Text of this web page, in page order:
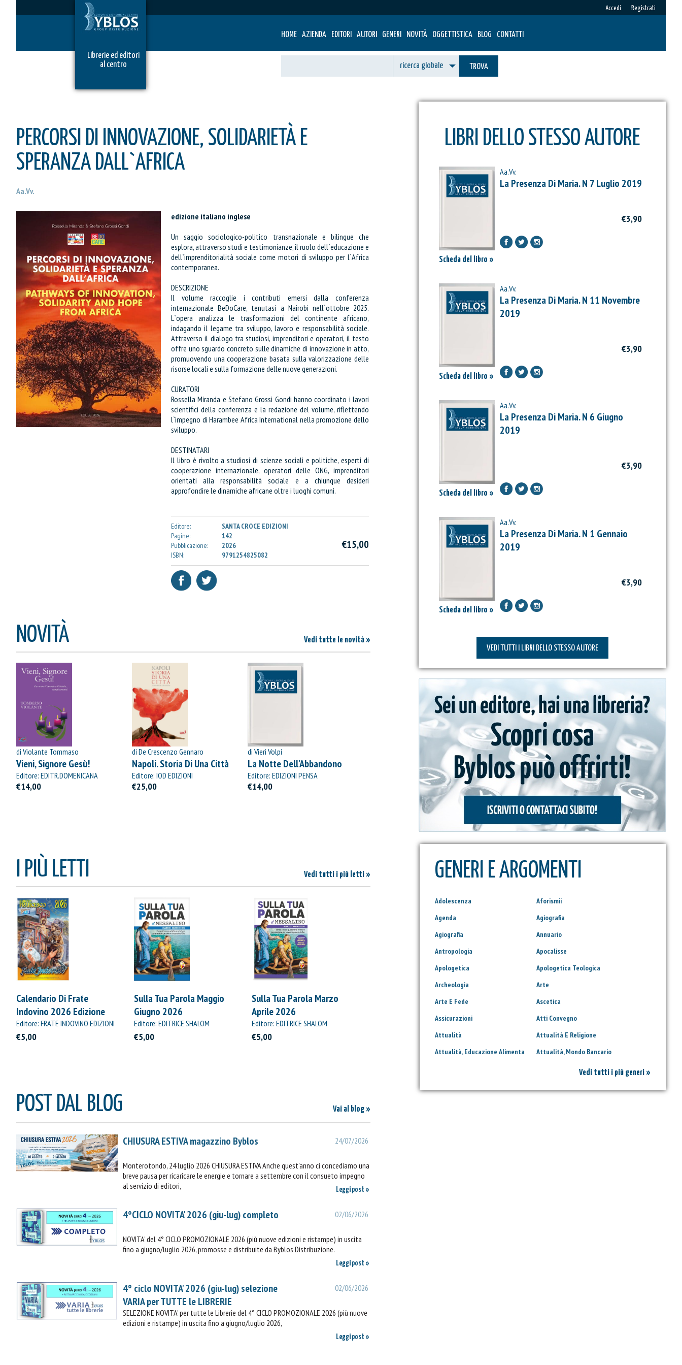
Registrati
Accedi
HOME AZIENDA EDITORI AUTORI GENERI NOVITÀ OGGETTISTICA BLOG CONTATTI
TROVA
Librerie ed editori
al centro
PERCORSI DI INNOVAZIONE, SOLIDARIETÀ E
SPERANZA DALL`AFRICA
Aa.Vv.
edizione italiano inglese
Un saggio sociologico-politico transnazionale e bilingue che
esplora, attraverso studi e testimonianze, il ruolo dell`educazione e
dell`imprenditorialità sociale come motori di sviluppo per l`Africa
contemporanea.
DESCRIZIONE
Il volume raccoglie i contributi emersi dalla conferenza
internazionale BeDoCare, tenutasi a Nairobi nell`ottobre 2025.
L`opera analizza le trasformazioni del continente africano,
indagando il legame tra sviluppo, lavoro e responsabilità sociale.
Attraverso il dialogo tra studiosi, imprenditori e operatori, il testo
offre uno sguardo concreto sulle dinamiche di innovazione in atto,
promuovendo una cooperazione basata sulla valorizzazione delle
risorse locali e sulla formazione delle nuove generazioni.
CURATORI
Rossella Miranda e Stefano Grossi Gondi hanno coordinato i lavori
scientifici della conferenza e la redazione del volume, riflettendo
l`impegno di Harambee Africa International nella promozione dello
sviluppo.
DESTINATARI
Il libro è rivolto a studiosi di scienze sociali e politiche, esperti di
cooperazione internazionale, operatori delle ONG, imprenditori
orientati alla responsabilità sociale e a chiunque desideri
approfondire le dinamiche africane oltre i luoghi comuni.
Editore:
SANTA CROCE EDIZIONI
Pagine:
142
Pubblicazione:
2026
ISBN:
9791254825082
€15,00
NOVITÀ Vedi tutte le novità »
di Violante Tommaso
Vieni, Signore Gesù!
Editore: EDITR.DOMENICANA
ITALIANA
€14,00
di De Crescenzo Gennaro
Napoli. Storia Di Una Città
Editore: IOD EDIZIONI
€25,00
di Vieri Volpi
La Notte Dell’Abbandono
Editore: EDIZIONI PENSA
MULTIMEDIA
€14,00
I PIÙ LETTI Vedi tutti i più letti »
Calendario Di Frate
Indovino 2026 Edizione
Straordinaria
Editore: FRATE INDOVINO EDIZIONI
€5,00
Sulla Tua Parola Maggio
Giugno 2026
Editore: EDITRICE SHALOM
€5,00
Sulla Tua Parola Marzo
Aprile 2026
Editore: EDITRICE SHALOM
€5,00
POST DAL BLOG Vai al blog »
CHIUSURA ESTIVA magazzino Byblos 24/07/2026
Monterotondo, 24 luglio 2026 CHIUSURA ESTIVA Anche quest'anno ci concediamo una
breve pausa per ricaricare le energie e tornare a settembre con il consueto impegno
al servizio di editori,
Leggi post »
4°CICLO NOVITA' 2026 (giu-lug) completo 02/06/2026
NOVITA' del 4° CICLO PROMOZIONALE 2026 (più nuove edizioni e ristampe) in uscita
fino a giugno/luglio 2026, promosse e distribuite da Byblos Distribuzione.
Leggi post »
4° ciclo NOVITA' 2026 (giu-lug) selezione
VARIA per TUTTE le LIBRERIE
02/06/2026
SELEZIONE NOVITA' per tutte le Librerie del 4° CICLO PROMOZIONALE 2026 (più nuove
edizioni e ristampe) in uscita fino a giugno/luglio 2026,
Leggi post »
LIBRI DELLO STESSO AUTORE
Scheda del libro »
Aa.Vv.
La Presenza Di Maria. N 7 Luglio 2019
€3,90
Scheda del libro »
Aa.Vv.
La Presenza Di Maria. N 11 Novembre
2019
€3,90
Scheda del libro »
Aa.Vv.
La Presenza Di Maria. N 6 Giugno
2019
€3,90
Scheda del libro »
Aa.Vv.
La Presenza Di Maria. N 1 Gennaio
2019
€3,90
VEDI TUTTI I LIBRI DELLO STESSO AUTORE
GENERI E ARGOMENTI
Adolescenza
Aforismii
Agenda
Agiografia
Agiografia
Annuario
Antropologia
Apocalisse
Apologetica
Apologetica Teologica
Archeologia
Arte
Arte E Fede
Ascetica
Assicurazioni
Atti Convegno
Attualità
Attualità E Religione
Attualità, Educazione Alimenta
Attualità, Mondo Bancario
Vedi tutti i più generi »
IL MIO CARRELLO
stai aggiungendo questo articolo:
Codice:
Quantità: Prezzo:
CONTINUA GLI ACQUISTI
VAI AL CARRELLO
PROCEDI E PAGA
Attualmente il tuo carrello è vuoto.